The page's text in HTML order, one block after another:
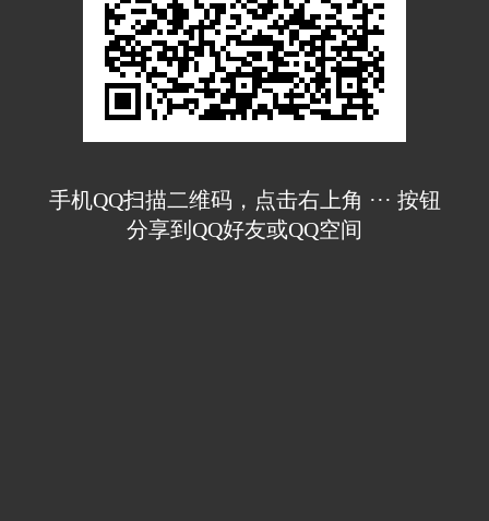
手机QQ扫描二维码，点击右上角 ··· 按钮
分享到QQ好友或QQ空间